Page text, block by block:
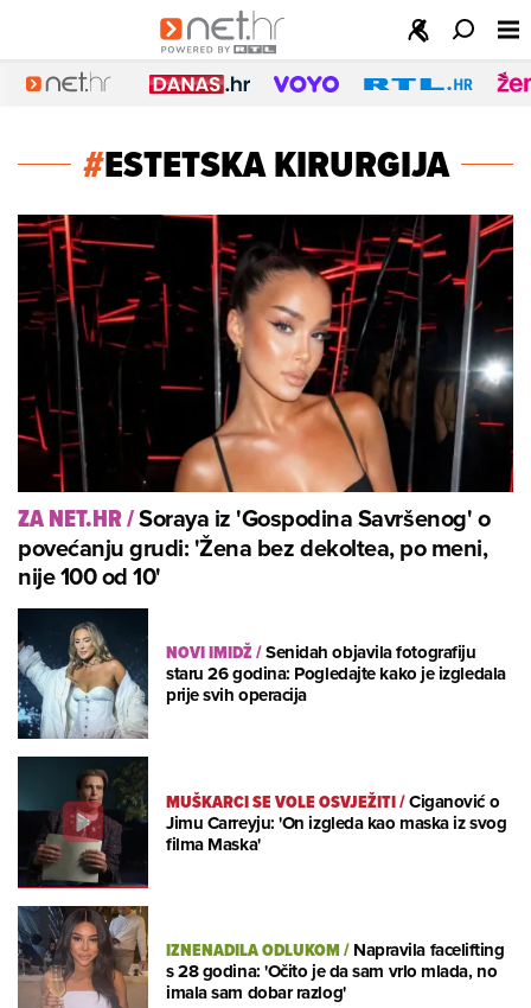
#ESTETSKA KIRURGIJA
ZA NET.HR/Soraya iz 'Gospodina Savršenog' o
povećanju grudi: 'Žena bez dekoltea, po meni,
nije 100 od 10'
NOVI IMIDŽ/Senidah objavila fotografiju
staru 26 godina: Pogledajte kako je izgledala
prije svih operacija
MUŠKARCI SE VOLE OSVJEŽITI/Ciganović o
Jimu Carreyju: 'On izgleda kao maska iz svog
filma Maska'
IZNENADILA ODLUKOM/Napravila facelifting
s 28 godina: 'Očito je da sam vrlo mlada, no
imala sam dobar razlog'